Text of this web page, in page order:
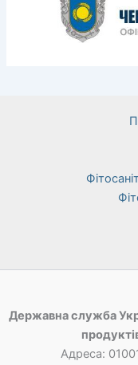
Державна служба
Адреса: